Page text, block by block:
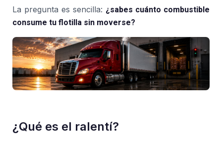
La pregunta es sencilla: ¿sabes cuánto combustible
consume tu flotilla sin moverse?
¿Qué es el ralentí?